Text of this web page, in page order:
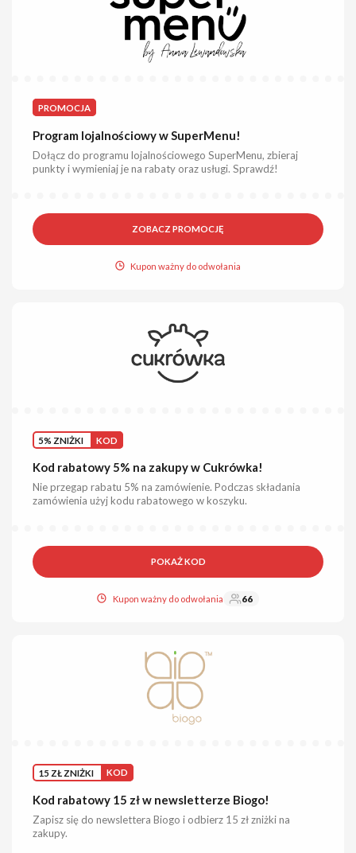
PROMOCJA
Program lojalnościowy w SuperMenu!
Dołącz do programu lojalnościowego SuperMenu, zbieraj
punkty i wymieniaj je na rabaty oraz usługi. Sprawdź!
ZOBACZ PROMOCJĘ
Kupon ważny do odwołania
5% ZNIŻKI KOD
Kod rabatowy 5% na zakupy w Cukrówka!
Nie przegap rabatu 5% na zamówienie. Podczas składania
zamówienia użyj kodu rabatowego w koszyku.
POKAŻ KOD
Kupon ważny do odwołania 66
15 ZŁ ZNIŻKI KOD
Kod rabatowy 15 zł w newsletterze Biogo!
Zapisz się do newslettera Biogo i odbierz 15 zł zniżki na
zakupy.